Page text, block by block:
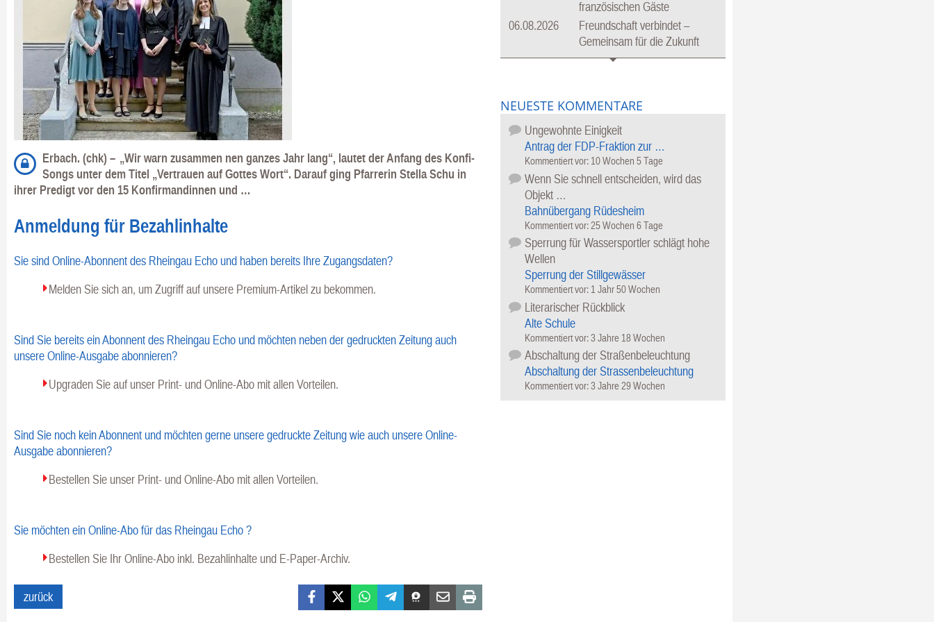
Erbach. (chk) – „Wir warn zusammen nen ganzes Jahr lang“, lautet der Anfang des Konfi-
Songs unter dem Titel „Vertrauen auf Gottes Wort“. Darauf ging Pfarrerin Stella Schu in
ihrer Predigt vor den 15 Konfirmandinnen und …
Anmeldung für Bezahlinhalte
Sie sind Online-Abonnent des Rheingau Echo und haben bereits Ihre Zugangsdaten?
Melden Sie sich an, um Zugriff auf unsere Premium-Artikel zu bekommen.
Sind Sie bereits ein Abonnent des Rheingau Echo und möchten neben der gedruckten Zeitung auch
unsere Online-Ausgabe abonnieren?
Upgraden Sie auf unser Print- und Online-Abo mit allen Vorteilen.
Sind Sie noch kein Abonnent und möchten gerne unsere gedruckte Zeitung wie auch unsere Online-
Ausgabe abonnieren?
Bestellen Sie unser Print- und Online-Abo mit allen Vorteilen.
Sie möchten ein Online-Abo für das Rheingau Echo ?
Bestellen Sie Ihr Online-Abo inkl. Bezahlinhalte und E-Paper-Archiv.
zurück FacebookX (Twitter)WhatsAppTelegramThreemaMail Print
französischen Gäste
06.08.2026
Freundschaft verbindet –
Gemeinsam für die Zukunft
NEUESTE KOMMENTARE
Ungewohnte Einigkeit
Antrag der FDP-Fraktion zur …
Kommentiert vor: 10 Wochen 5 Tage
Wenn Sie schnell entscheiden, wird das
Objekt …
Bahnübergang Rüdesheim
Kommentiert vor:25 Wochen 6 Tage
Sperrung für Wassersportler schlägt hohe
Wellen
Sperrung der Stillgewässer
Kommentiert vor: 1 Jahr 50 Wochen
Literarischer Rückblick
Alte Schule
Kommentiert vor:3 Jahre 18 Wochen
Abschaltung der Straßenbeleuchtung
Abschaltung der Strassenbeleuchtung
Kommentiert vor:3 Jahre 29 Wochen